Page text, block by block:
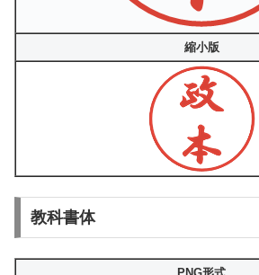
縮小版
教科書体